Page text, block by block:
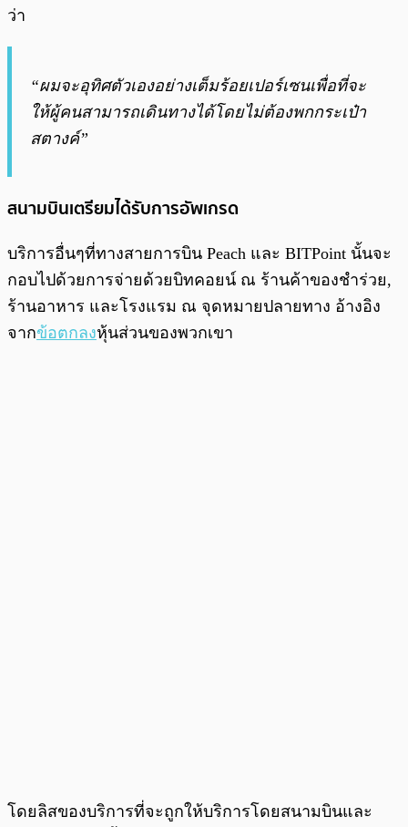
ว่า
“ผมจะอุทิศตัวเองอย่างเต็มร้อยเปอร์เซนเพื่อที่จะ
ให้ผู้คนสามารถเดินทางได้โดยไม่ต้องพกกระเป๋า
สตางค์”
สนามบินเตรียมได้รับการอัพเกรด
บริการอื่นๆที่ทางสายการบิน Peach และ BITPoint นั้นจะ
กอบไปด้วยการจ่ายด้วยบิทคอยน์ ณ ร้านค้าของชำร่วย,
ร้านอาหาร และโรงแรม ณ จุดหมายปลายทาง อ้างอิง
จากข้อตกลงหุ้นส่วนของพวกเขา
โดยลิสของบริการที่จะถูกให้บริการโดยสนามบินและ